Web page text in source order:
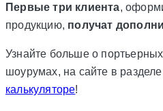
Первые три клиента,
продукцию, получат
Узнайте больше о
шоурумах, на сайте в разделе
калькуляторе!